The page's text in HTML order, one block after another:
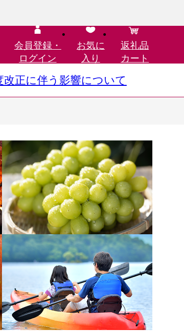
会員登録・
ログイン
お気に
入り
返礼品
カート
改正に伴う影響について